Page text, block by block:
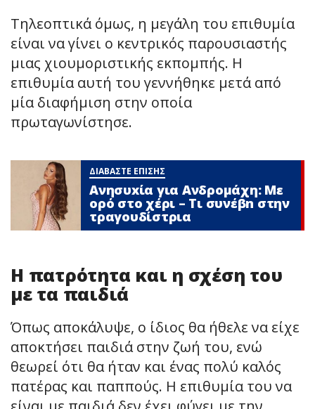
Τηλεοπτικά όμως, η μεγάλη του επιθυμία
είναι να γίνει ο κεντρικός παρουσιαστής
μιας χιουμοριστικής εκπομπής. Η
επιθυμία αυτή του γεννήθηκε μετά από
μία διαφήμιση στην οποία
πρωταγωνίστησε.
ΔΙΑΒΑΣΤΕ ΕΠΙΣΗΣ
Ανησυxία για Ανδρομάχη: Με
ορό στο χέρι – Τι συνέβn στην
τραγουδίστρια
Η πατρότητα και η σχέση του
με τα παιδιά
Όπως αποκάλυψε, ο ίδιος θα ήθελε να είχε
αποκτήσει παιδιά στην ζωή του, ενώ
θεωρεί ότι θα ήταν και ένας πολύ καλός
πατέρας και παππούς. Η επιθυμία του να